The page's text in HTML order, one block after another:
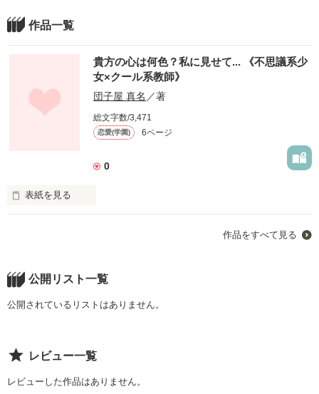
作品一覧
貴方の心は何色？私に見せて... 《不思議系少
女×クール系教師》
団子屋 真名 ／著
総文字数/3,471
恋愛(学園) 6ページ
0
表紙を見る
団子屋のようにふわふわ ゆったり 進めていきます♪♪団子屋で
すよ!!団子屋!!←
本編と関係はありませんが題名がだんごの名前ですよ!! 多分〇
作品をすべて見る
公開リスト一覧
公開されているリストはありません。
レビュー一覧
レビューした作品はありません。